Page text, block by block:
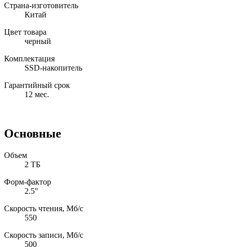
Страна-изготовитель
Китай
Цвет товара
черный
Комплектация
SSD-накопитель
Гарантийный срок
12 мес.
Основные
Объем
2 ТБ
Форм-фактор
2.5"
Скорость чтения, Мб/с
550
Скорость записи, Мб/с
500